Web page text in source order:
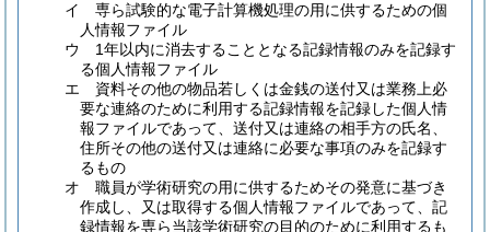
イ
専ら試験的な電子計算機処理の用に供するための個
人情報ファイル
ウ
1年以内に消去することとなる記録情報のみを記録す
る個人情報ファイル
エ
資料その他の物品若しくは金銭の送付又は業務上必
要な連絡のために利用する記録情報を記録した個人情
報ファイルであって、送付又は連絡の相手方の氏名、
住所その他の送付又は連絡に必要な事項のみを記録す
るもの
オ
職員が学術研究の用に供するためその発意に基づき
作成し、又は取得する個人情報ファイルであって、記
録情報を専ら当該学術研究の目的のために利用するも